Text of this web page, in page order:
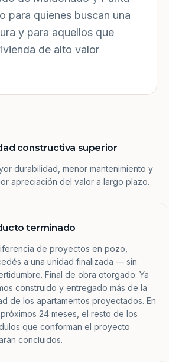
para quienes buscan una
y para aquellos que
de alto valor
constructiva superior
durabilidad, menor mantenimiento y
apreciación del valor a largo plazo.
terminado
de proyectos en pozo,
a una unidad finalizada — sin
Final de obra otorgado. Ya
construido y entregado más de la
de los apartamentos proyectados. En
24 meses, el resto de los
que conforman el proyecto
concluidos.